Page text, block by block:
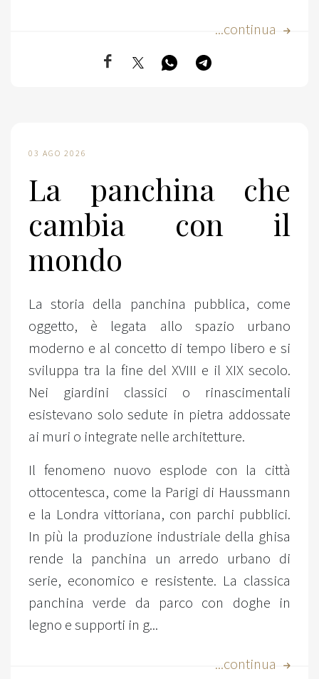
...continua
03 AGO 2026
La panchina che
cambia con il
mondo
La storia della panchina pubblica, come
oggetto, è legata allo spazio urbano
moderno e al concetto di tempo libero e si
sviluppa tra la fine del XVIII e il XIX secolo.
Nei giardini classici o rinascimentali
esistevano solo sedute in pietra addossate
ai muri o integrate nelle architetture.
Il fenomeno nuovo esplode con la città
ottocentesca, come la Parigi di Haussmann
e la Londra vittoriana, con parchi pubblici.
In più la produzione industriale della ghisa
rende la panchina un arredo urbano di
serie, economico e resistente. La classica
panchina verde da parco con doghe in
legno e supporti in g...
...continua